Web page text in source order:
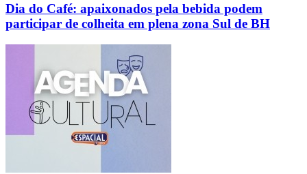
Dia do Café: apaixonados pela bebida podem
participar de colheita em plena zona Sul de BH